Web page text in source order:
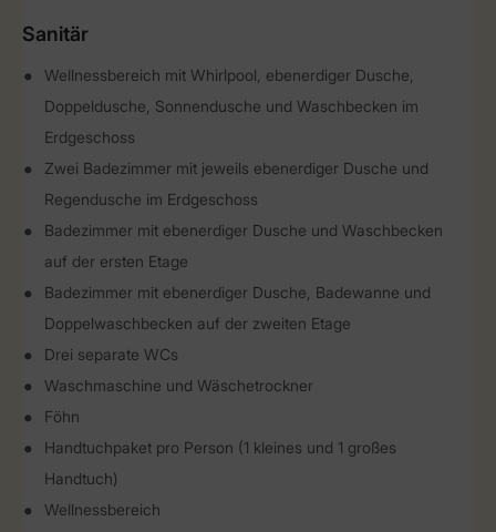
Sanitär
Wellnessbereich mit Whirlpool, ebenerdiger Dusche,
Doppeldusche, Sonnendusche und Waschbecken im
Erdgeschoss
Zwei Badezimmer mit jeweils ebenerdiger Dusche und
Regendusche im Erdgeschoss
Badezimmer mit ebenerdiger Dusche und Waschbecken
auf der ersten Etage
Badezimmer mit ebenerdiger Dusche, Badewanne und
Doppelwaschbecken auf der zweiten Etage
Drei separate WCs
Waschmaschine und Wäschetrockner
Föhn
Handtuchpaket pro Person (1 kleines und 1 großes
Handtuch)
Wellnessbereich